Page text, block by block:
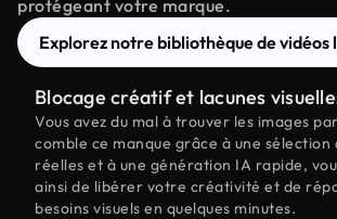
protégeant votre marque.
Explorez notre bibliothèque de vidéos
Blocage créatif et lacunes
Vous avez du mal à trouver les images
comble ce manque grâce à une sélection
réelles et à une génération IA rapide,
ainsi de libérer votre créativité et de
besoins visuels en quelques minutes.